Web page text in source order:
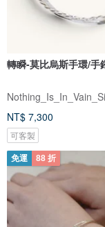
轉瞬-莫比烏斯手環/手
NT$ 7,300
可客製
免運 88 折